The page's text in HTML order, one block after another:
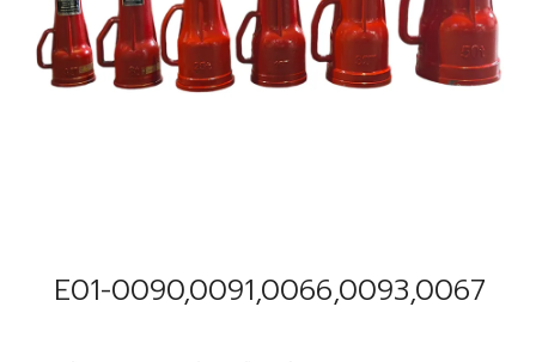
E01-0090,0091,0066,0093,0067